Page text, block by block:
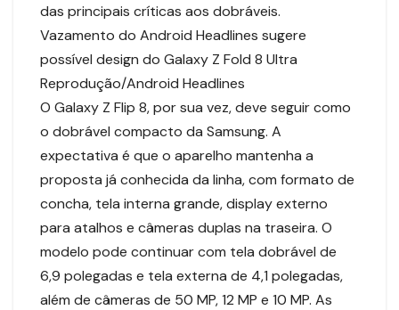
das principais críticas aos dobráveis.
Vazamento do Android Headlines sugere
possível design do Galaxy Z Fold 8 Ultra
Reprodução/Android Headlines
O Galaxy Z Flip 8, por sua vez, deve seguir como
o dobrável compacto da Samsung. A
expectativa é que o aparelho mantenha a
proposta já conhecida da linha, com formato de
concha, tela interna grande, display externo
para atalhos e câmeras duplas na traseira. O
modelo pode continuar com tela dobrável de
6,9 polegadas e tela externa de 4,1 polegadas,
além de câmeras de 50 MP, 12 MP e 10 MP. As